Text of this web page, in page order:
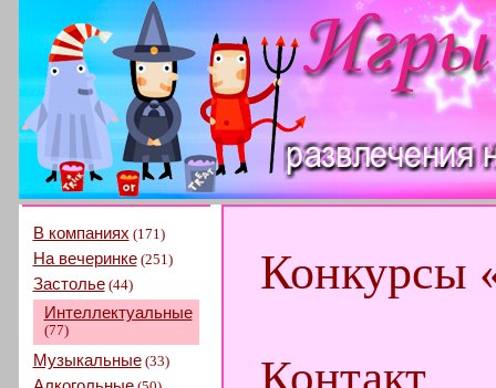
В компаниях (171)
На вечеринке(251)
Застолье(44)
Интеллектуальные
(77)
Музыкальные(33)
Конкурсы
Контакт